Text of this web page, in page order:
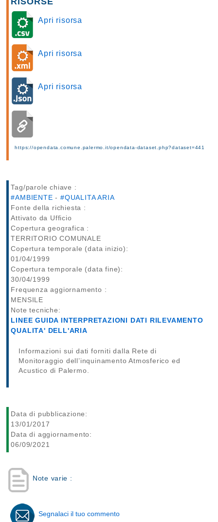
Apri risorsa
Apri risorsa
Apri risorsa
https://opendata.comune.palermo.it/opendata-dataset.php?dataset=441
Tag/parole chiave :
#AMBIENTE -#QUALITA ARIA
Fonte della richiesta :
Attivato da Ufficio
Copertura geografica :
TERRITORIO COMUNALE
Copertura temporale (data inizio):
01/04/1999
Copertura temporale (data fine):
30/04/1999
Frequenza aggiornamento :
MENSILE
Note tecniche:
LINEE GUIDA INTERPRETAZIONI DATI RILEVAMENTO
QUALITA' DELL'ARIA
Informazioni sui dati forniti dalla Rete di
Monitoraggio dell’inquinamento Atmosferico ed
Acustico di Palermo.
Data di pubblicazione:
13/01/2017
Data di aggiornamento:
06/09/2021
Note varie :
Segnalaci il tuo commento